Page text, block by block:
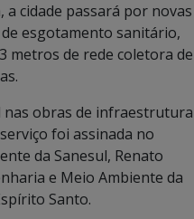
a cidade passará por novas
esgotamento sanitário,
metros de rede coletora de
nas obras de infraestrutura
foi assinada no
da Sanesul, Renato
e Meio Ambiente da
Santo.